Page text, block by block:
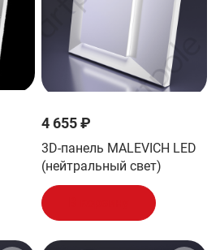
4 655 ₽
3D-панель MALEVICH LED
(нейтральный свет)